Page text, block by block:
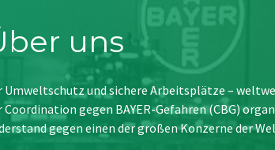
uns
Umweltschutz und sichere Arbeitsplätze –
Coordination gegen BAYER-Gefahren (CBG)
gegen einen der großen Konzerne der